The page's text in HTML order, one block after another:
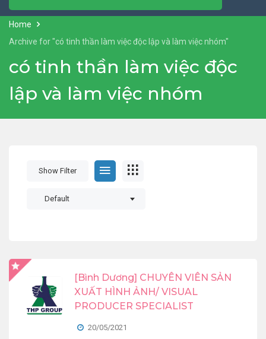
Home
Archive for "có tinh thần làm việc độc lập và làm việc nhóm"
có tinh thần làm việc độc
lập và làm việc nhóm
Show Filter
Default
[Bình Dương] CHUYÊN VIÊN SẢN
XUẤT HÌNH ẢNH/ VISUAL
PRODUCER SPECIALIST
20/05/2021